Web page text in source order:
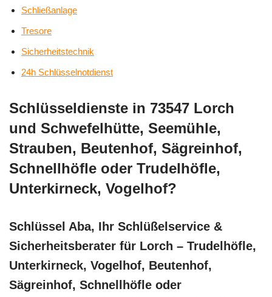
Schließanlage
Tresore
Sicherheitstechnik
24h Schlüsselnotdienst
Schlüsseldienste in 73547 Lorch
und Schwefelhütte, Seemühle,
Strauben, Beutenhof, Sägreinhof,
Schnellhöfle oder Trudelhöfle,
Unterkirneck, Vogelhof?
Schlüssel Aba, Ihr Schlüßelservice &
Sicherheitsberater für Lorch – Trudelhöfle,
Unterkirneck, Vogelhof, Beutenhof,
Sägreinhof, Schnellhöfle oder